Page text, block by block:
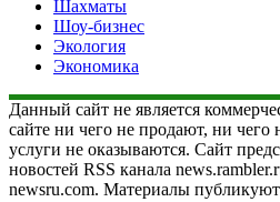
Шахматы
Шоу-бизнес
Экология
Экономика
Данный сайт не является
сайте ни чего не продают, ни
услуги не оказываются. Сайт
новостей RSS канала
newsru.com. Материалы